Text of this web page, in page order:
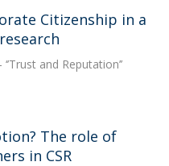
Citizenship in a
and Reputation’’
The role of
in CSR